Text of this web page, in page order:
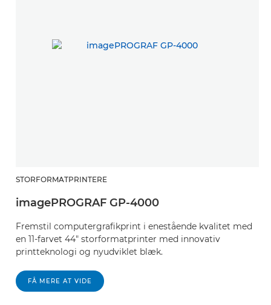
STORFORMATPRINTERE
imagePROGRAF GP-4000
Fremstil computergrafikprint i enestående kvalitet med
en 11-farvet 44" storformatprinter med innovativ
printteknologi og nyudviklet blæk.
FÅ MERE AT VIDE